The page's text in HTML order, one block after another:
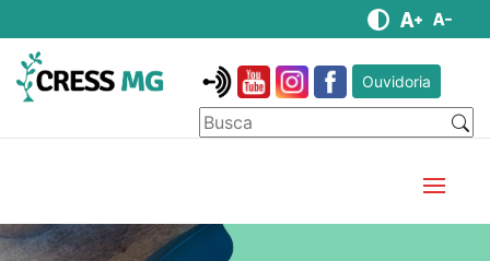
Ouvidoria